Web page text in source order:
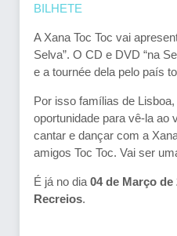
BILHETE
A Xana Toc Toc vai
Selva”. O CD e DVD “na
e a tournée dela pelo país
Por isso famílias de
oportunidade para vê-la ao
cantar e dançar com a
amigos Toc Toc. Vai ser
É já no dia 04 de Março de
Recreios.